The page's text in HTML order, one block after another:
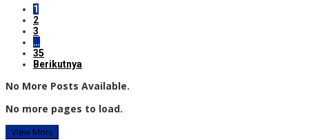
1
2
3
…
35
Berikutnya
No More Posts Available.
No more pages to load.
View More